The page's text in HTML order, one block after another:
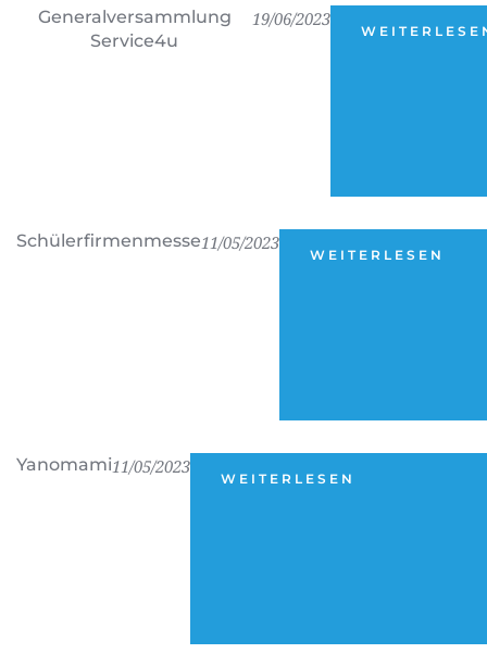
Generalversammlung
Service4u
19/06/2023
Schülerfirmenmesse11/05/2023
WEITERLESEN
Yanomami11/05/2023
WEITERLESEN